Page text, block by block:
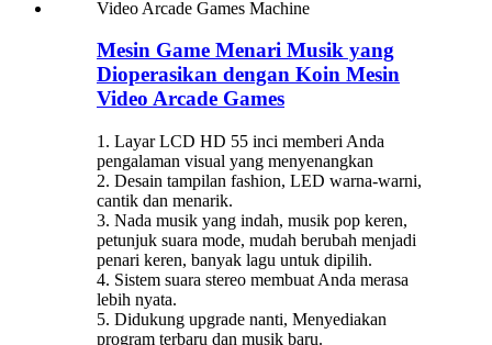
Mesin Game Menari Musik yang
Dioperasikan dengan Koin Mesin
Video Arcade Games
1. Layar LCD HD 55 inci memberi Anda
pengalaman visual yang menyenangkan
2. Desain tampilan fashion, LED warna-warni,
cantik dan menarik.
3. Nada musik yang indah, musik pop keren,
petunjuk suara mode, mudah berubah menjadi
penari keren, banyak lagu untuk dipilih.
4. Sistem suara stereo membuat Anda merasa
lebih nyata.
5. Didukung upgrade nanti, Menyediakan
program terbaru dan musik baru.